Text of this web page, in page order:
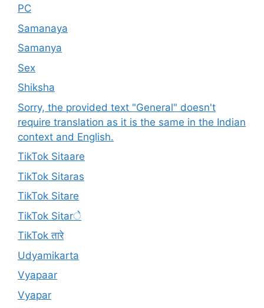
PC
Samanaya
Samanya
Sex
Shiksha
Sorry, the provided text "General" doesn't
require translation as it is the same in the Indian
context and English.
TikTok Sitaare
TikTok Sitaras
TikTok Sitare
TikTok Sitarे
TikTok तारे
Udyamikarta
Vyapaar
Vyapar